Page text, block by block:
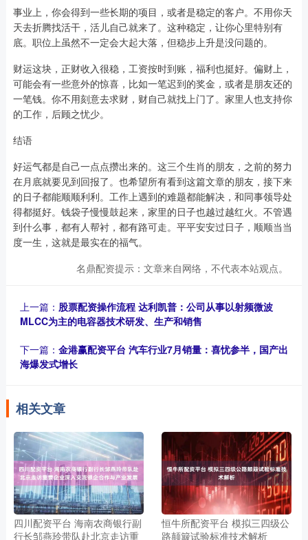
事业上，你会得到一些长期的项目，或者是稳定的客户。不用你天
天去折腾找活干，活儿自己就来了。这种稳定，让你心里特别有
底。职位上虽然不一定会大起大落，但稳步上升是没问题的。
财运这块，正财收入很稳，工资按时到账，福利也挺好。偏财上，
可能会有一些意外的惊喜，比如一笔迟到的奖金，或者是朋友还的
一笔钱。你不用刻意去求财，财自己就找上门了。家里人也支持你
的工作，后顾之忧少。
结语
好运气都是自己一点点攒出来的。这三个生肖的朋友，之前的努力
在月底就要见到回报了。也希望所有看到这篇文章的朋友，接下来
的日子都能顺顺利利。工作上遇到的难题都能解决，和同事领导处
得都挺好。钱袋子慢慢鼓起来，家里的日子也越过越红火。不管遇
到什么事，都有人帮衬，都有路可走。平平安安过日子，顺顺当当
度一生，这就是最实在的福气。
名鼎配资提示：文章来自网络，不代表本站观点。
上一篇： 股票配资操作流程 达利凯普：公司从事以射频微波
MLCC为主的电容器技术研发、生产和销售
下一篇： 金港赢配资平台 汽车行业7月销量：喜忧参半，国产出
海爆发式增长
相关文章
四川配资平台 海南农商银行副
行长邹燕玲带队赴北京走访重
恒牛所配资平台 模拟三四级公
路颠簸试验标准技术解析